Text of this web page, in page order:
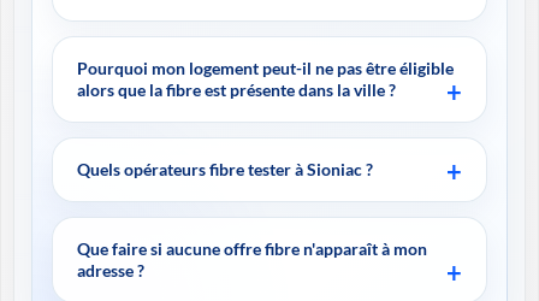
Pourquoi mon logement peut-il ne pas être éligible
alors que la fibre est présente dans la ville ?
Quels opérateurs fibre tester à Sioniac ?
Que faire si aucune offre fibre n'apparaît à mon
adresse ?